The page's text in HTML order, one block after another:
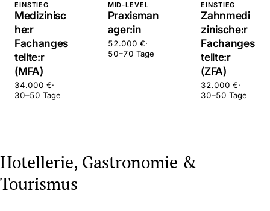
EINSTIEG
Medizinisc
he:r
Fachanges
tellte:r
(MFA)
34.000 €·
30–50 Tage
MID-LEVEL
Praxisman
ager:in
52.000 €·
50–70 Tage
EINSTIEG
Zahnmedi
zinische:r
Fachanges
tellte:r
(ZFA)
32.000 €·
30–50 Tage
Hotellerie, Gastronomie &
Tourismus